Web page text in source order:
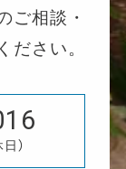
ご相談・
さい。
）